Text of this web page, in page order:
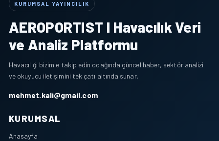
KURUMSAL YAYINCILIK
AEROPORTIST I Havacılık Veri
ve Analiz Platformu
Havacılığı bizimle takip edin odağında güncel haber, sektör analizi
ve okuyucu iletişimini tek çatı altında sunar.
mehmet.kali@gmail.com
KURUMSAL
Anasayfa